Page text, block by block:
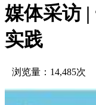
媒体采访
实践
浏览量：14,485次